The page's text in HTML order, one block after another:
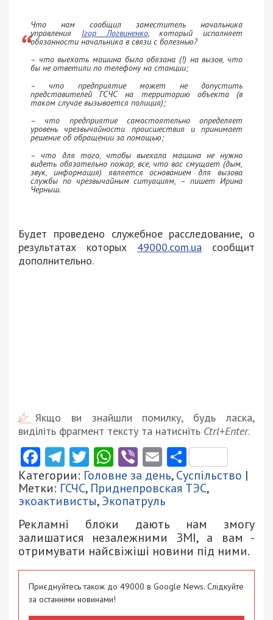
Что нам сообщил заместитель начальника
управления Ігор Логвиненко, который исполняет
обязанности начальника в связи с болезнью?
– что выехать машина была обязана (!) на вызов, что
бы не ответили по телефону на станции;
– что предприятие может не допустить
представителей ГСЧС на территорию объекта (в
таком случае вызывается полиция);
– что предприятие самостоятельно определяет
уровень чрезвычайности происшествия и принимает
решение об обращении за помощью;
– что для того, чтобы выехала машина не нужно
видеть обязательно пожар, все, что вас смущает (дым,
звук, информация) является основанием для вызова
службы по чрезвычайным ситуациям, – пишет Ирина
Черныш.
Будет проведено служебное расследование, о
результатах которых 49000.com.ua сообщит
дополнительно.
Якщо ви знайшли помилку, будь ласка,
виділіть фрагмент тексту та натисніть Ctrl+Enter.
Facebook
Telegram
Twitter
WhatsApp
ViberEmail
Категории: Головне за день,Суспільство |
Метки: ГСЧС, Приднепровская ТЭС,
экоактивисты,Экопатруль
Рекламні блоки дають нам змогу
залишатися незалежними ЗМІ, а вам -
отримувати найсвіжіші новини під ними.
Приєднуйтесь також до 49000 в Google News. Слідкуйте
за останніми новинами!